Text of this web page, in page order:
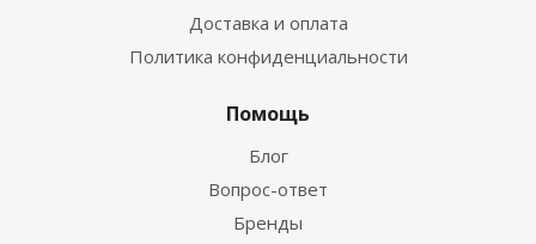
Доставка и оплата
Политика конфиденциальности
Помощь
Блог
Вопрос-ответ
Бренды